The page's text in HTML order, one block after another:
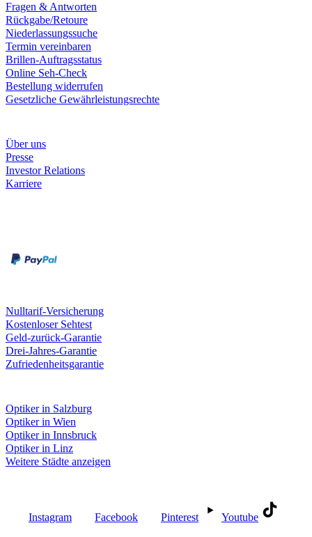
Fragen & Antworten
Rückgabe/Retoure
Niederlassungssuche
Termin vereinbaren
Brillen-Auftragsstatus
Online Seh-Check
Bestellung widerrufen
Gesetzliche Gewährleistungsrechte
Über uns
Presse
Investor Relations
Karriere
Nulltarif-Versicherung
Kostenloser Sehtest
Geld-zurück-Garantie
Drei-Jahres-Garantie
Zufriedenheitsgarantie
Optiker in Salzburg
Optiker in Wien
Optiker in Innsbruck
Optiker in Linz
Weitere Städte anzeigen
Instagram Facebook Pinterest Youtube